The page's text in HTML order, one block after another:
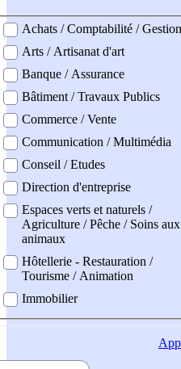
professionel
Achats / Comptabilité / Gestion
Arts / Artisanat d'art
Banque / Assurance
Bâtiment / Travaux Publics
Commerce / Vente
Communication / Multimédia
Conseil / Etudes
Direction d'entreprise
Espaces verts et naturels /
Agriculture / Pêche / Soins aux
animaux
Hôtellerie - Restauration /
Tourisme / Animation
Immobilier